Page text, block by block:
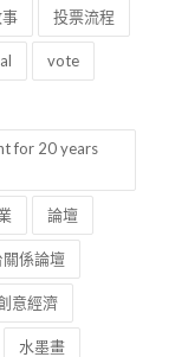
投票流程
vote
for 20 years
論壇
關係論壇
意經濟
水墨畫